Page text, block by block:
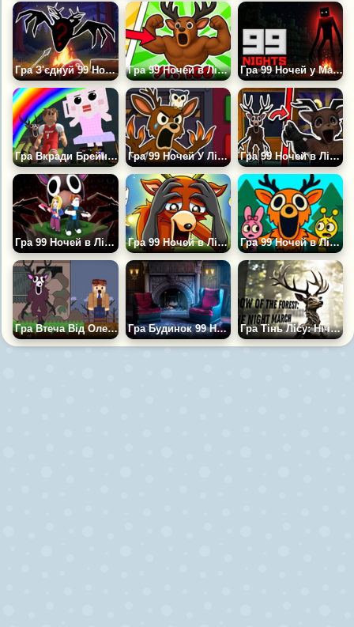
Гра З'єднуй 99 Ночей в Лісі 2048 Гра 99 Ночей в Лісі: Прокачай Оленя-Монстра Гра 99 Ночей у Майні — Ліс Сталкера
Гра Вкради Брейнрот: 99 Ночей в Лісі Гра 99 Ночей У Лісі Це Не Мій Сусід Гра 99 Ночей в Лісі: Еволюція Монстра
Гра 99 Ночей в Лісі з Жабами Гра 99 Ночей в Лісі - Олень Скінволкер Гра 99 Ночей в Лісі Спрунки Мод
Гра Втеча Від Оленя 99 Ночей: Втекти Зможуть Лише Генії Гра Будинок 99 Ночей: Втеча Гра Тінь Лісу: Нічний Марш